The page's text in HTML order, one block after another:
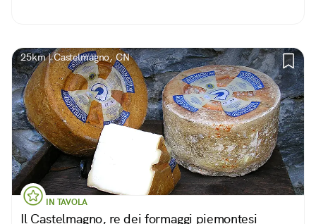
25km | Castelmagno, CN
IN TAVOLA
Il Castelmagno, re dei formaggi piemontesi